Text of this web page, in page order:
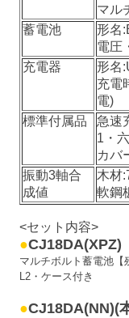
マル
蓄電池
形名
電圧
充電器
形名
充電
電)
標準付属品
急速
1・
カバ
振動3軸合
成値
木材
軟鋼
<セット内容>
●CJ18DA(XPZ)
マルチボルト蓄電池【
L2・ケース付き
●CJ18DA(NN)(